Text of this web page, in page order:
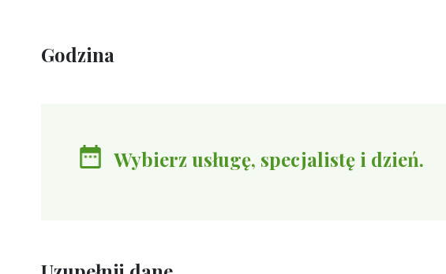
Godzina
Wybierz usługę, specjalistę i dzień.